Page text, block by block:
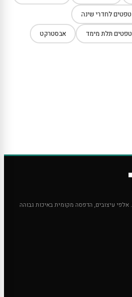
טפטים לחדרי שינה
טפטים תלת מימד אבסטרקט
אלפי עיצובים, הדפסה מקומית באיכות גבוהה